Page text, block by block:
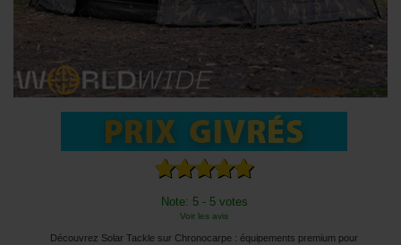
Note: 5 - 5 votes
Voir les avis
Découvrez Solar Tackle sur Chronocarpe : équipements premium pour